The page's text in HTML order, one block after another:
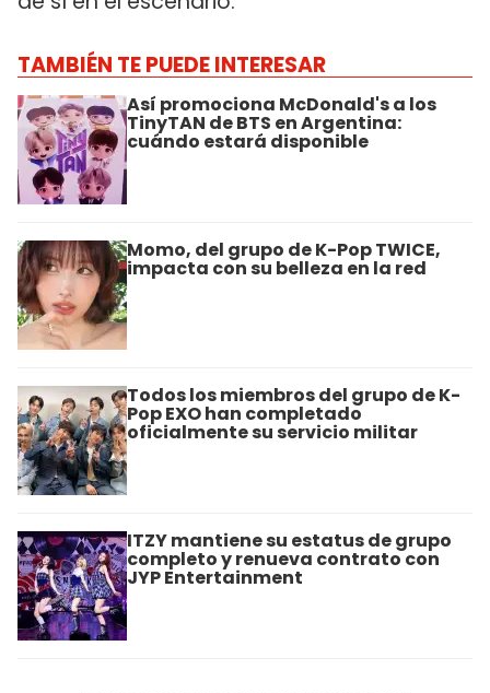
TAMBIÉN TE PUEDE INTERESAR
Así promociona McDonald's a los
TinyTAN de BTS en Argentina:
cuándo estará disponible
Momo, del grupo de K-Pop TWICE,
impacta con su belleza en la red
Todos los miembros del grupo de K-
Pop EXO han completado
oficialmente su servicio militar
ITZY mantiene su estatus de grupo
completo y renueva contrato con
JYP Entertainment